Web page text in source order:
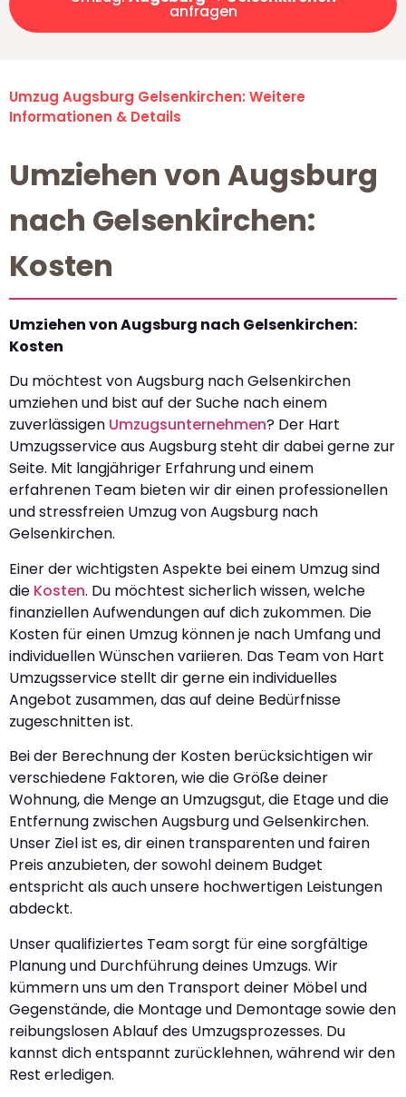
anfragen
Umzug Augsburg Gelsenkirchen: Weitere
Informationen & Details
Umziehen von Augsburg
nach Gelsenkirchen:
Kosten
Umziehen von Augsburg nach Gelsenkirchen:
Kosten
Du möchtest von Augsburg nach Gelsenkirchen
umziehen und bist auf der Suche nach einem
zuverlässigen Umzugsunternehmen? Der Hart
Umzugsservice aus Augsburg steht dir dabei gerne zur
Seite. Mit langjähriger Erfahrung und einem
erfahrenen Team bieten wir dir einen professionellen
und stressfreien Umzug von Augsburg nach
Gelsenkirchen.
Einer der wichtigsten Aspekte bei einem Umzug sind
die Kosten. Du möchtest sicherlich wissen, welche
finanziellen Aufwendungen auf dich zukommen. Die
Kosten für einen Umzug können je nach Umfang und
individuellen Wünschen variieren. Das Team von Hart
Umzugsservice stellt dir gerne ein individuelles
Angebot zusammen, das auf deine Bedürfnisse
zugeschnitten ist.
Bei der Berechnung der Kosten berücksichtigen wir
verschiedene Faktoren, wie die Größe deiner
Wohnung, die Menge an Umzugsgut, die Etage und die
Entfernung zwischen Augsburg und Gelsenkirchen.
Unser Ziel ist es, dir einen transparenten und fairen
Preis anzubieten, der sowohl deinem Budget
entspricht als auch unsere hochwertigen Leistungen
abdeckt.
Unser qualifiziertes Team sorgt für eine sorgfältige
Planung und Durchführung deines Umzugs. Wir
kümmern uns um den Transport deiner Möbel und
Gegenstände, die Montage und Demontage sowie den
reibungslosen Ablauf des Umzugsprozesses. Du
kannst dich entspannt zurücklehnen, während wir den
Rest erledigen.